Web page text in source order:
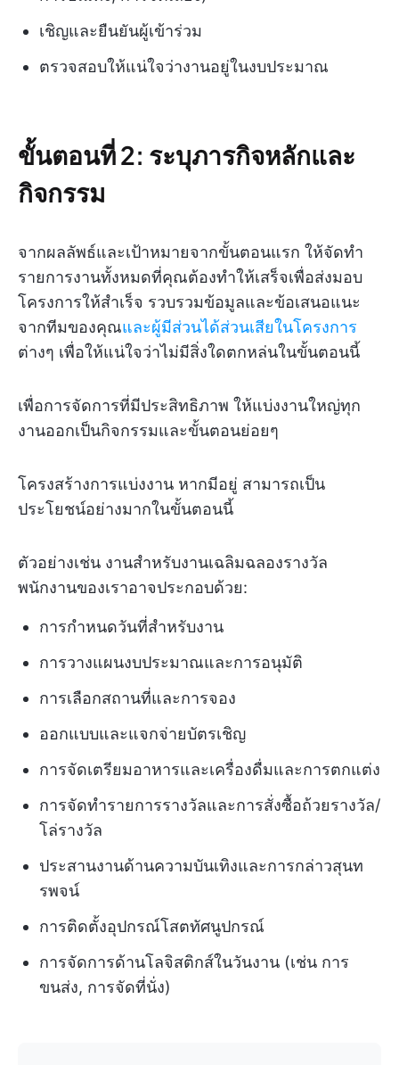
เชิญและยืนยันผู้เข้าร่วม
ตรวจสอบให้แน่ใจว่างานอยู่ในงบประมาณ
ขั้นตอนที่ 2: ระบุภารกิจหลักและ
กิจกรรม
จากผลลัพธ์และเป้าหมายจากขั้นตอนแรก ให้จัดทำ
รายการงานทั้งหมดที่คุณต้องทำให้เสร็จเพื่อส่งมอบ
โครงการให้สำเร็จ รวบรวมข้อมูลและข้อเสนอแนะ
จากทีมของคุณและผู้มีส่วนได้ส่วนเสียในโครงการ
ต่างๆ เพื่อให้แน่ใจว่าไม่มีสิ่งใดตกหล่นในขั้นตอนนี้
เพื่อการจัดการที่มีประสิทธิภาพ ให้แบ่งงานใหญ่ทุก
งานออกเป็นกิจกรรมและขั้นตอนย่อยๆ
โครงสร้างการแบ่งงาน หากมีอยู่ สามารถเป็น
ประโยชน์อย่างมากในขั้นตอนนี้
ตัวอย่างเช่น งานสำหรับงานเฉลิมฉลองรางวัล
พนักงานของเราอาจประกอบด้วย:
การกำหนดวันที่สำหรับงาน
การวางแผนงบประมาณและการอนุมัติ
การเลือกสถานที่และการจอง
ออกแบบและแจกจ่ายบัตรเชิญ
การจัดเตรียมอาหารและเครื่องดื่มและการตกแต่ง
การจัดทำรายการรางวัลและการสั่งซื้อถ้วยรางวัล/
โล่รางวัล
ประสานงานด้านความบันเทิงและการกล่าวสุนท
รพจน์
การติดตั้งอุปกรณ์โสตทัศนูปกรณ์
การจัดการด้านโลจิสติกส์ในวันงาน (เช่น การ
ขนส่ง, การจัดที่นั่ง)